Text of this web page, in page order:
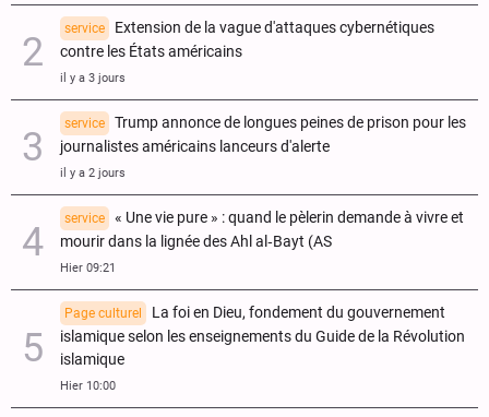
service
Extension de la vague d'attaques cybernétiques
contre les États américains
il y a 3 jours
service
Trump annonce de longues peines de prison pour les
journalistes américains lanceurs d'alerte
il y a 2 jours
service
« Une vie pure » : quand le pèlerin demande à vivre et
mourir dans la lignée des Ahl al‑Bayt (AS
Hier 09:21
Page culturel
La foi en Dieu, fondement du gouvernement
islamique selon les enseignements du Guide de la Révolution
islamique
Hier 10:00